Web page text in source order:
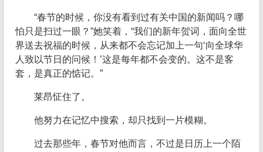
“春节的时候，你没有看到过有关中国的新闻吗？哪
怕只是扫过一眼？”她笑着，“我们的新年贺词，面向全世
界送去祝福的时候，从来都不会忘记加上一句‘向全球华
人致以节日的问候！’这是每年都不会变的。这不是客
套，是真正的惦记。”
莱昂怔住了。
他努力在记忆中搜索，却只找到一片模糊。
过去那些年，春节对他而言，不过是日历上一个陌